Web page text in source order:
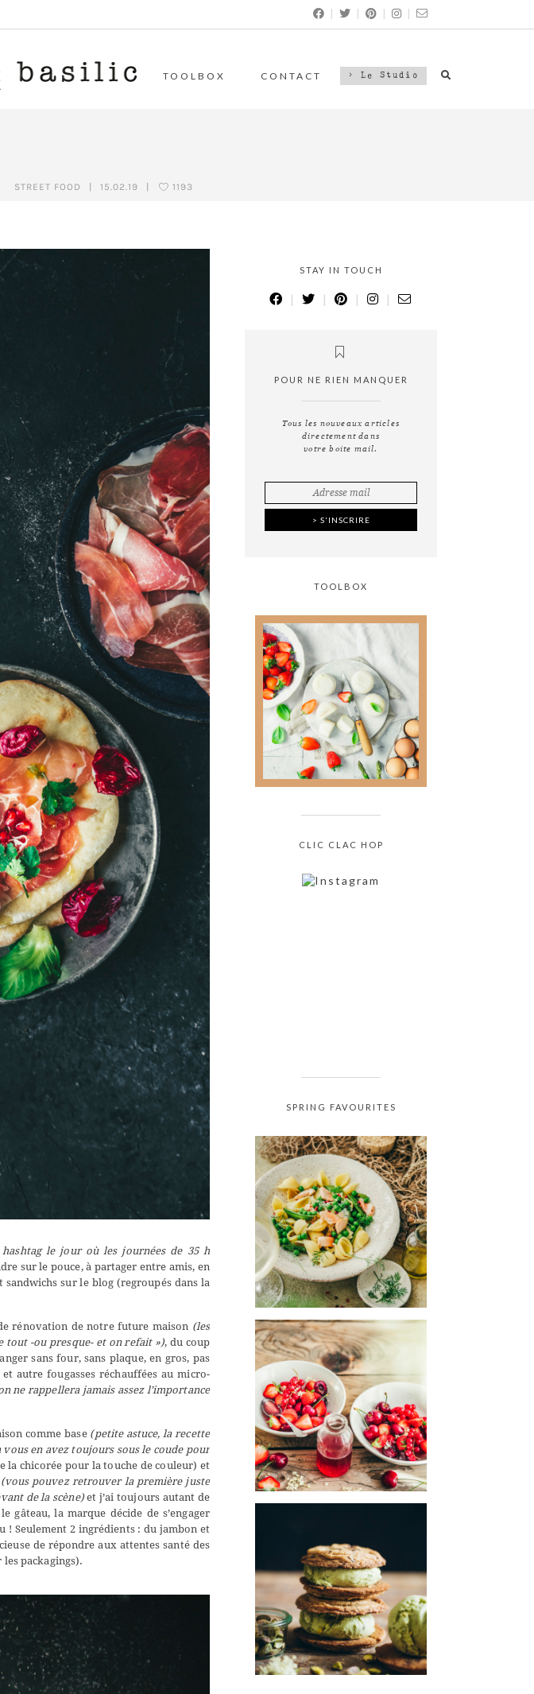
| | | |
TOOLBOX CONTACT > Le Studio
STREET FOOD 15.02.19 1193
le jour où les journées de 35 h
sur le pouce, à partager entre amis, en
sur le blog (regroupés dans la
rénovation de notre future maison (les
tout -ou presque- et on refait »), du coup
sans four, sans plaque, en gros, pas
autre fougasses réchauffées au micro-
ne rappellera jamais assez l’importance
comme base (petite astuce, la recette
vous en avez toujours sous le coude pour
la chicorée pour la touche de couleur) et
(vous pouvez retrouver la première juste
de la scène)et j’ai toujours autant de
la marque décide de s’engager
! Seulement 2 ingrédients : du jambon et
de répondre aux attentes santé des
les packagings).
STAY IN TOUCH
| | | |
POUR NE RIEN MANQUER
Tous les nouveaux articles
directement dans
votre boite mail.
TOOLBOX
Tout ce que vous avez
toujours voulu savoir
sur
la photographie
culinaire sans jamais
oser le demander !
CLIC CLAC HOP
SPRING FAVOURITES